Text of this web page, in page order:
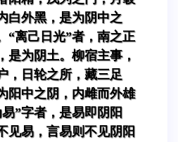
白外黑，是为阴中之
“离己日光”者，南之正
是为阴土。柳宿主事，
，日轮之所，藏三足
阳中之阴，内雌而外雄
”字者，是易即阴阳
见易，言易则不见阴阳